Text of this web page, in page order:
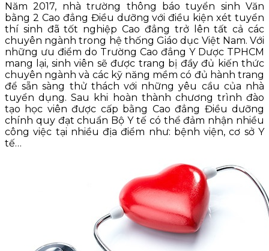
Năm 2017, nhà trường thông báo tuyển sinh Văn
bằng 2 Cao đẳng Điều dưỡng với điều kiện xét tuyển
thí sinh đã tốt nghiệp Cao đẳng trở lên tất cả các
chuyên ngành trong hệ thống Giáo dục Việt Nam. Với
những ưu điểm do Trường Cao đẳng Y Dược TPHCM
mang lại, sinh viên sẽ được trang bị đầy đủ kiến thức
chuyên ngành và các kỹ năng mềm có đủ hành trang
để sẵn sàng thử thách với những yêu cầu của nhà
tuyển dụng. Sau khi hoàn thành chương trình đào
tạo học viên được cấp bằng Cao đẳng Điều dưỡng
chính quy đạt chuẩn Bộ Y tế có thể đảm nhận nhiều
công việc tại nhiều địa điểm như: bệnh viện, cơ sở Y
tế…